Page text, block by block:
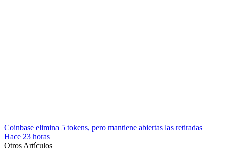
Coinbase elimina 5 tokens, pero mantiene abiertas las retiradas
Hace 23 horas
Otros Artículos